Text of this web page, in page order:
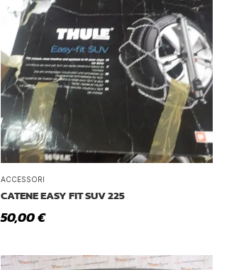
Parti meccaniche
Ponte
Spray Deghiacciante
Tetto Auto
ACCESSORI
CATENE EASY FIT SUV 225
50,00€